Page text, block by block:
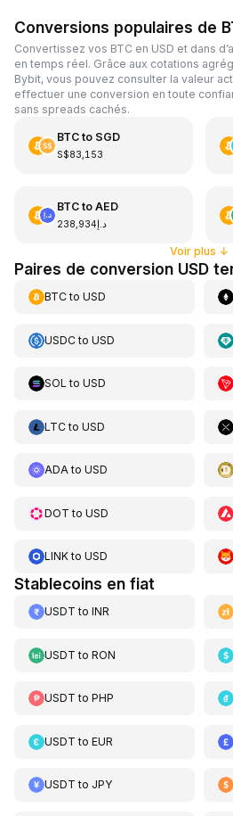
Conversions populaires de
Convertissez vos BTC en USD et dans
en temps réel. Grâce aux cotations
Bybit, vous pouvez consulter la valeur
effectuer une conversion en toute
sans spreads cachés.
BTCto SGD
S$83,153
BTCto AED
د.إ238,934
Voir plus ↓
Paires de conversion USD
BTCto USD
USDCto USD
SOL to USD
LTCto USD
ADAto USD
DOT to USD
LINKto USD
Stablecoins en fiat
USDT to INR
USDT to RON
USDT to PHP
USDT to EUR
USDT to JPY